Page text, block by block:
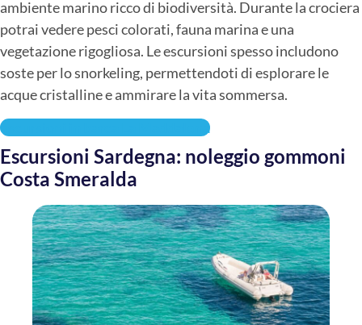
ambiente marino ricco di biodiversità. Durante la crociera
potrai vedere pesci colorati, fauna marina e una
vegetazione rigogliosa. Le escursioni spesso includono
soste per lo snorkeling, permettendoti di esplorare le
acque cristalline e ammirare la vita sommersa.
escursioni in barca La Maddalena
Escursioni Sardegna: noleggio gommoni
Costa Smeralda